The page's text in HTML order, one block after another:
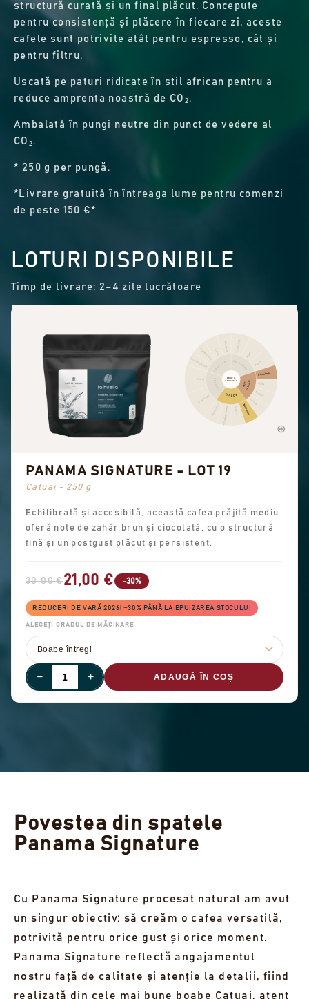
structură curată și un final plăcut. Concepute
pentru consistență și plăcere în fiecare zi, aceste
cafele sunt potrivite atât pentru espresso, cât și
pentru filtru.
Uscată pe paturi ridicate în stil african pentru a
reduce amprenta noastră de CO₂.
Ambalată în pungi neutre din punct de vedere al
CO₂.
* 250 g per pungă.
*Livrare gratuită în întreaga lume pentru comenzi
de peste 150 €*
LOTURI DISPONIBILE
Timp de livrare: 2–4 zile lucrătoare
Scorțișoară
Piper
Picant
Ciocolată
Alună
Migdală
Arahide
Zahăr brun
Dulceață generală
Ceai negru
Floral
Fructe de pădure
Fructe uscate
Alte fructe
CONDIMENTE
NUCICACAO
DULCE
FRUCTAT
PROFIL
AROMATIC
PANAMA SIGNATURE - LOT 19
Catuai - 250 g
Echilibrată și accesibilă, această cafea prăjită mediu
oferă note de zahăr brun și ciocolată, cu o structură
fină și un postgust plăcut și persistent.
30,00 €21,00 € -30%
REDUCERI DE VARĂ 2026! −30% PÂNĂ LA EPUIZAREA STOCULUI
ALEGEȚI GRADUL DE MĂCINARE
− + ADAUGĂ ÎN COȘ
Povestea din spatele
Panama Signature
Cu Panama Signature procesat natural am avut
un singur obiectiv: să creăm o cafea versatilă,
potrivită pentru orice gust și orice moment.
Panama Signature reflectă angajamentul
nostru față de calitate și atenție la detalii, fiind
realizată din cele mai bune boabe Catuai, atent